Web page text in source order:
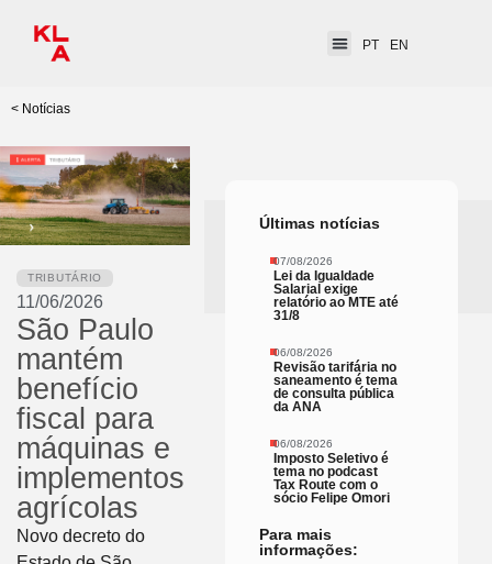
PT EN
< Notícias
TRIBUTÁRIO
11/06/2026
São Paulo
mantém
benefício
fiscal para
máquinas e
implementos
agrícolas
Novo decreto do
Últimas notícias
07/08/2026
Lei da Igualdade
Salarial exige
relatório ao MTE até
31/8
06/08/2026
Revisão tarifária no
saneamento é tema
de consulta pública
da ANA
06/08/2026
Imposto Seletivo é
tema no podcast
Tax Route com o
sócio Felipe Omori
Para mais
informações: